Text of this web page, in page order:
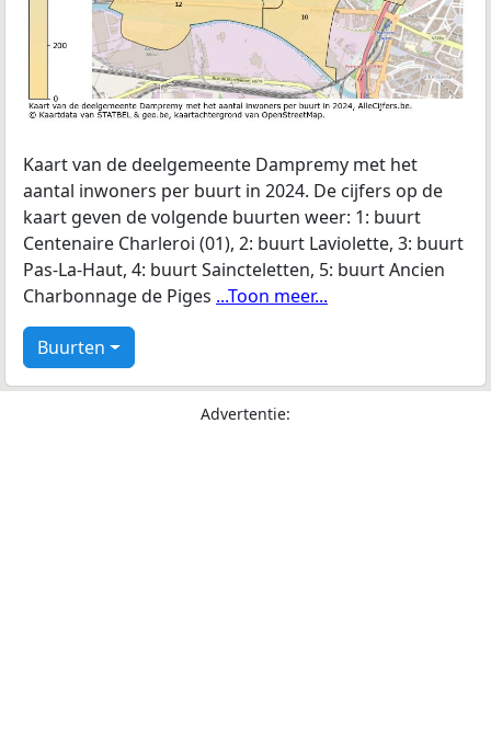
Kaart van de deelgemeente Dampremy met het
aantal inwoners per buurt in 2024. De cijfers op de
kaart geven de volgende buurten weer: 1: buurt
Centenaire Charleroi (01), 2: buurt Laviolette, 3: buurt
Pas-La-Haut, 4: buurt Saincteletten, 5: buurt Ancien
Charbonnage de Piges ...Toon meer...
Buurten
Advertentie: